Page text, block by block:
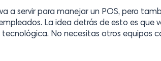
a servir para manejar un POS, pero
La idea detrás de esto es que
No necesitas otros equipos